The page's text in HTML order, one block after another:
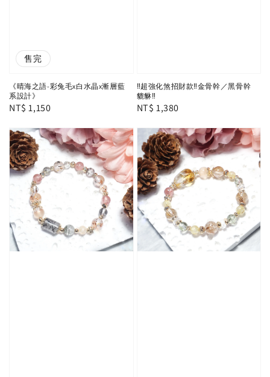
售完
《晴海之語-彩兔毛x白水晶x漸層藍
系設計》
Regular
NT$ 1,150
‼️超強化煞招財款‼️金骨幹／黑骨幹
貔貅‼️
Regular
NT$ 1,380